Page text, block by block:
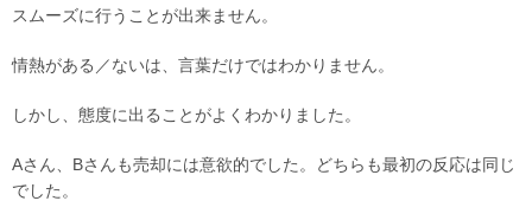
スムーズに行うことが出来ません。
情熱がある／ないは、言葉だけではわかりません。
しかし、態度に出ることがよくわかりました。
Aさん、Bさんも売却には意欲的でした。どちらも最初の反応は同じ
でした。